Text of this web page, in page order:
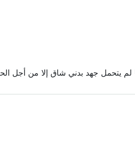
لم يتحمل جهد بدني شاق إلا من أجل